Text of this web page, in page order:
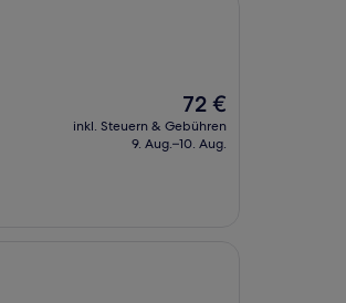
Der
Preis
beträgt
72 €
inkl. Steuern & Gebühren
9. Aug.–10. Aug.